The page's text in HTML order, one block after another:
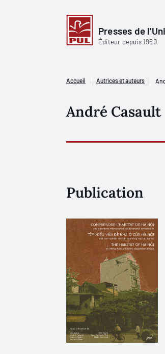
Presses de
Éditeur depuis 1950
Accueil Autrices et auteurs
André Casault
Publication